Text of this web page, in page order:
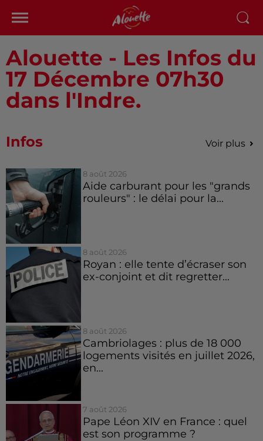
Alouette - Les Infos du
17 Décembre 07h30
dans l'Indre.
Infos Voir plus
8 août 2026
Aide carburant pour les "grands
rouleurs" : le délai pour la...
8 août 2026
Royan : elle tente d’écraser son
ex-conjoint et dit regretter...
8 août 2026
Cambriolages : plus de 18 000
logements visités en juillet 2026,
en...
7 août 2026
Pape Léon XIV en France : quel
est son programme ?